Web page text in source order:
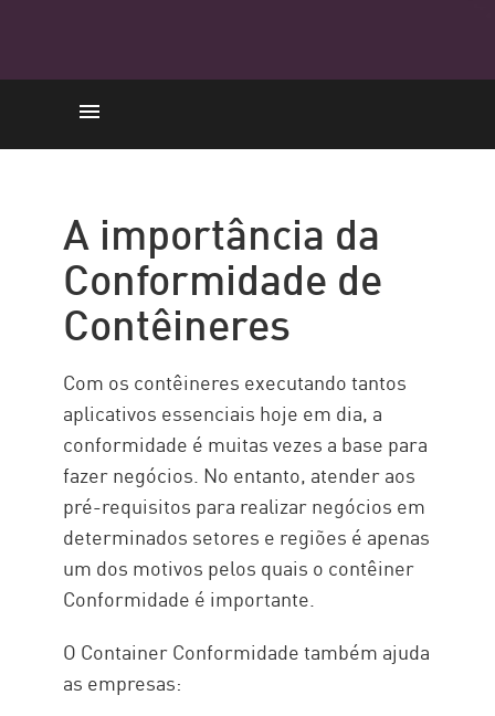
NIST
PCI-DSS
GDPR
Solução Check Point
A importância da
Conformidade de
Contêineres
Com os contêineres executando tantos
aplicativos essenciais hoje em dia, a
conformidade é muitas vezes a base para
fazer negócios. No entanto, atender aos
pré-requisitos para realizar negócios em
determinados setores e regiões é apenas
um dos motivos pelos quais o contêiner
Conformidade é importante.
O Container Conformidade também ajuda
as empresas: